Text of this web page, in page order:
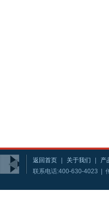
返回首页 关于我们 产
联系电话:400-630-4023 |